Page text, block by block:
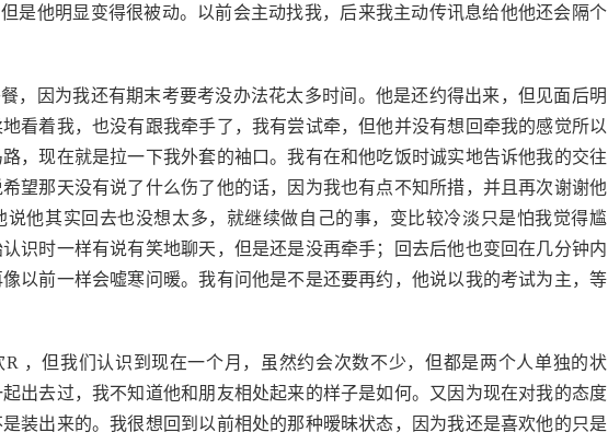
是他明显变得很被动。以前会主动找我，后来我主动传讯息给他他还会隔个
，因为我还有期末考要考没办法花太多时间。他是还约得出来，但见面后明
看着我，也没有跟我牵手了，我有尝试牵，但他并没有想回牵我的感觉所以
，现在就是拉一下我外套的袖口。我有在和他吃饭时诚实地告诉他我的交往
望那天没有说了什么伤了他的话，因为我也有点不知所措，并且再次谢谢他
他其实回去也没想太多，就继续做自己的事，变比较冷淡只是怕我觉得尴
识时一样有说有笑地聊天，但是还是没再牵手；回去后他也变回在几分钟内
以前一样会嘘寒问暖。我有问他是不是还要再约，他说以我的考试为主，等
，但我们认识到现在一个月，虽然约会次数不少，但都是两个人单独的状
出去过，我不知道他和朋友相处起来的样子是如何。又因为现在对我的态度
装出来的。我很想回到以前相处的那种暧昧状态，因为我还是喜欢他的只是